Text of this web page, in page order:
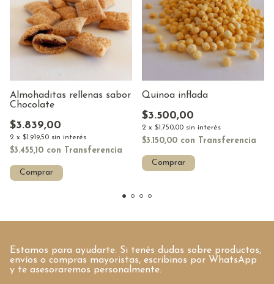
Almohaditas rellenas sabor
Chocolate
$3.839,00
2 x $1.919,50 sin interés
$3.455,10 con Transferencia
Comprar
Quinoa inflada
$3.500,00
2 x $1.750,00 sin interés
$3.150,00 con Transferencia
Comprar
Estamos para ayudarte. Si tenés dudas sobre productos,
envíos o compras mayoristas, escribinos por WhatsApp
y te asesoraremos personalmente.